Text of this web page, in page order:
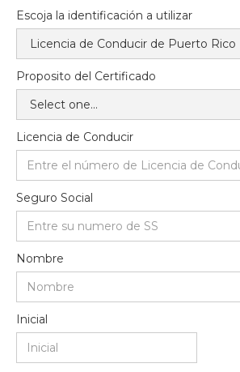
Escoja la identificación a utilizar
Proposito del Certificado
Licencia de Conducir
Seguro Social
Nombre
Inicial